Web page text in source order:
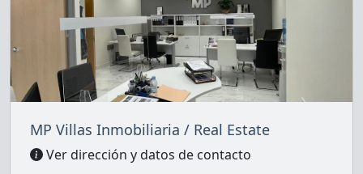
MP Villas Inmobiliaria / Real Estate
Ver dirección y datos de contacto